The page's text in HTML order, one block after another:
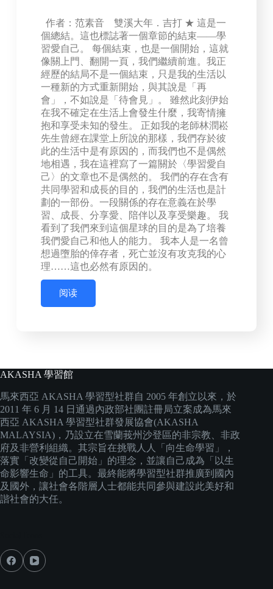
作者：范素音 雙溪大年．吉打 ★ 這是一
個總結。這也標誌著一個章節的結束——學
習愛自己。 每個結束，也是一個開始，這就
像關上門、翻開一頁，我們繼續前進。我正
經歷的結局不是一個結束，只是我的生活以
一種新的方式重新開始，與其說是「再
會」，不如說是「待會見」。 雖然此刻伊始
在我不確定在生活上會發生什麼，我寄情擁
抱和享受未知的發生。 正如我的老師林潤崧
先生曾經在課堂上所說的那樣，我們存於彼
此的生活中是有原因的，而我們也不是偶然
地相遇，我在這裡寫了一篇關於〈學習愛自
己〉的文章也不是偶然的。 我們的存在含有
共同學習和成長的目的，我們的生活也是計
劃的一部份。一段關係的存在意義在於學
習、成長、分享愛、陪伴以及享受樂趣。 我
看到了我們來到這個星球的目的是為了培養
我們愛自己和他人的能力。 我本人是一名曾
想過墮胎的倖存者，死亡並沒有攻克我的心
理……這也必然有原因的。
阅读
AKASHA 學習館
馬來西亞 AKASHA 學習型社群自 2005 年創立以來，於
2011 年 6 月 14 日通過內政部社團註冊局立案成為馬來
西亞 AKASHA 學習型社群發展協會(AKASHA
MALAYSIA)，乃設立在雪蘭莪州沙登區的非宗教、非政
府及非營利組織。其宗旨在挑戰人人「向生命學習」，
落實「改變從自己開始」的理念，並讓自己成為「以生
命影響生命」的工具。最終能將學習型社群推廣到國內
及國外，讓社會各階層人士都能共同參與建設此美好和
諧社會的大任。